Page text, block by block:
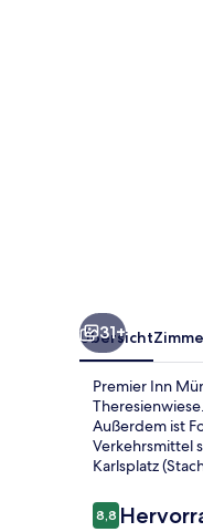
31+
Übersicht
Premier Inn
Außerdem ist
Verkehrsmittel
Karlsplatz
8,88,8 von 10.